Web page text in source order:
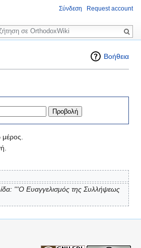
Βοήθεια
'''Ο Ευαγγελισμός της Συλλήψεως
Σύνδεση Request account